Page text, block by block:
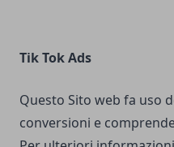
Tik Tok Ads
Questo Sito web fa uso
conversioni e